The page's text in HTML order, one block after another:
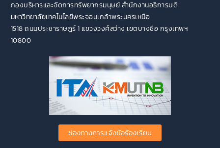
กองบริหารและจัดการทรัพยากรมนุษย์ สำนักงานอธิการบดี
มหาวิทยาลัยเทคโนโลยีพระจอมเกล้าพระนครเหนือ
1518 ถนนประชาราษฎร์ 1 แขวงวงศ์สว่าง เขตบางซื่อ กรุงเทพฯ
10800
ช่องทางการแจ้งข้อร้องเรียน